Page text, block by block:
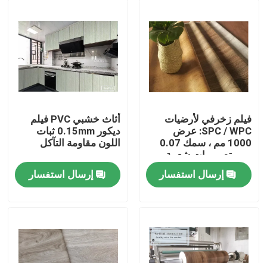
Products
فيلم زخرفي لأرضيات
SPC / WPC: عرض
1000 مم ، سمك 0.07
مم ، تصميمات شعبية
إرسال استفسار
أثاث خشبي PVC فيلم
ديكور 0.15mm ثبات
اللون مقاومة التآكل
إرسال استفسار